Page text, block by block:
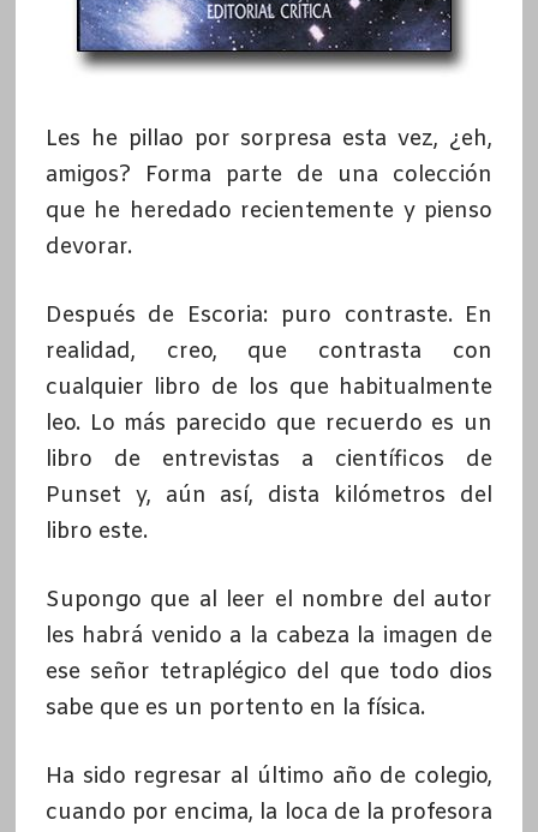
Les he pillao por sorpresa esta vez, ¿eh,
amigos? Forma parte de una colección
que he heredado recientemente y pienso
devorar.
Después de Escoria: puro contraste. En
realidad, creo, que contrasta con
cualquier libro de los que habitualmente
leo. Lo más parecido que recuerdo es un
libro de entrevistas a científicos de
Punset y, aún así, dista kilómetros del
libro este.
Supongo que al leer el nombre del autor
les habrá venido a la cabeza la imagen de
ese señor tetraplégico del que todo dios
sabe que es un portento en la física.
Ha sido regresar al último año de colegio,
cuando por encima, la loca de la profesora